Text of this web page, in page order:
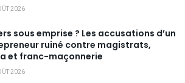
2026
sous emprise ? Les accusations d’un
ruiné contre magistrats,
et franc-maçonnerie
2026